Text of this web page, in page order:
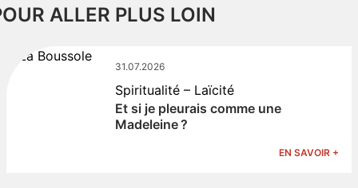
ALLER PLUS LOIN
31.07.2026
Spiritualité – Laïcité
Et si je pleurais comme une
Madeleine ?
EN SAVOIR +